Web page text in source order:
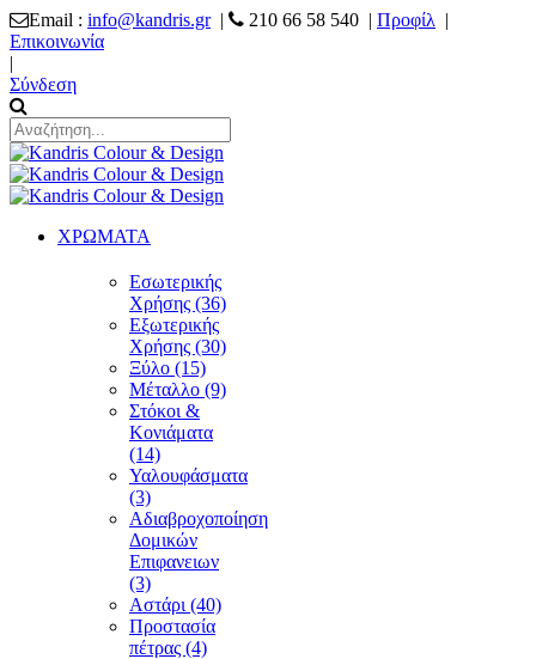
Email : info@kandris.gr| 210 66 58 540 | Προφίλ |
Επικοινωνία
|
Σύνδεση
ΧΡΩΜΑΤΑ
Εσωτερικής
Χρήσης (36)
Εξωτερικής
Χρήσης (30)
Ξύλο (15)
Μέταλλο (9)
Στόκοι &
Κονιάματα
(14)
Υαλουφάσματα
(3)
Αδιαβροχοποίηση
Δομικών
Επιφανειων
(3)
Αστάρι (40)
Προστασία
πέτρας (4)